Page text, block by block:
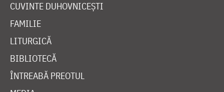
CUVINTE DUHOVNICEȘTI
FAMILIE
LITURGICĂ
BIBLIOTECĂ
ÎNTREABĂ PREOTUL